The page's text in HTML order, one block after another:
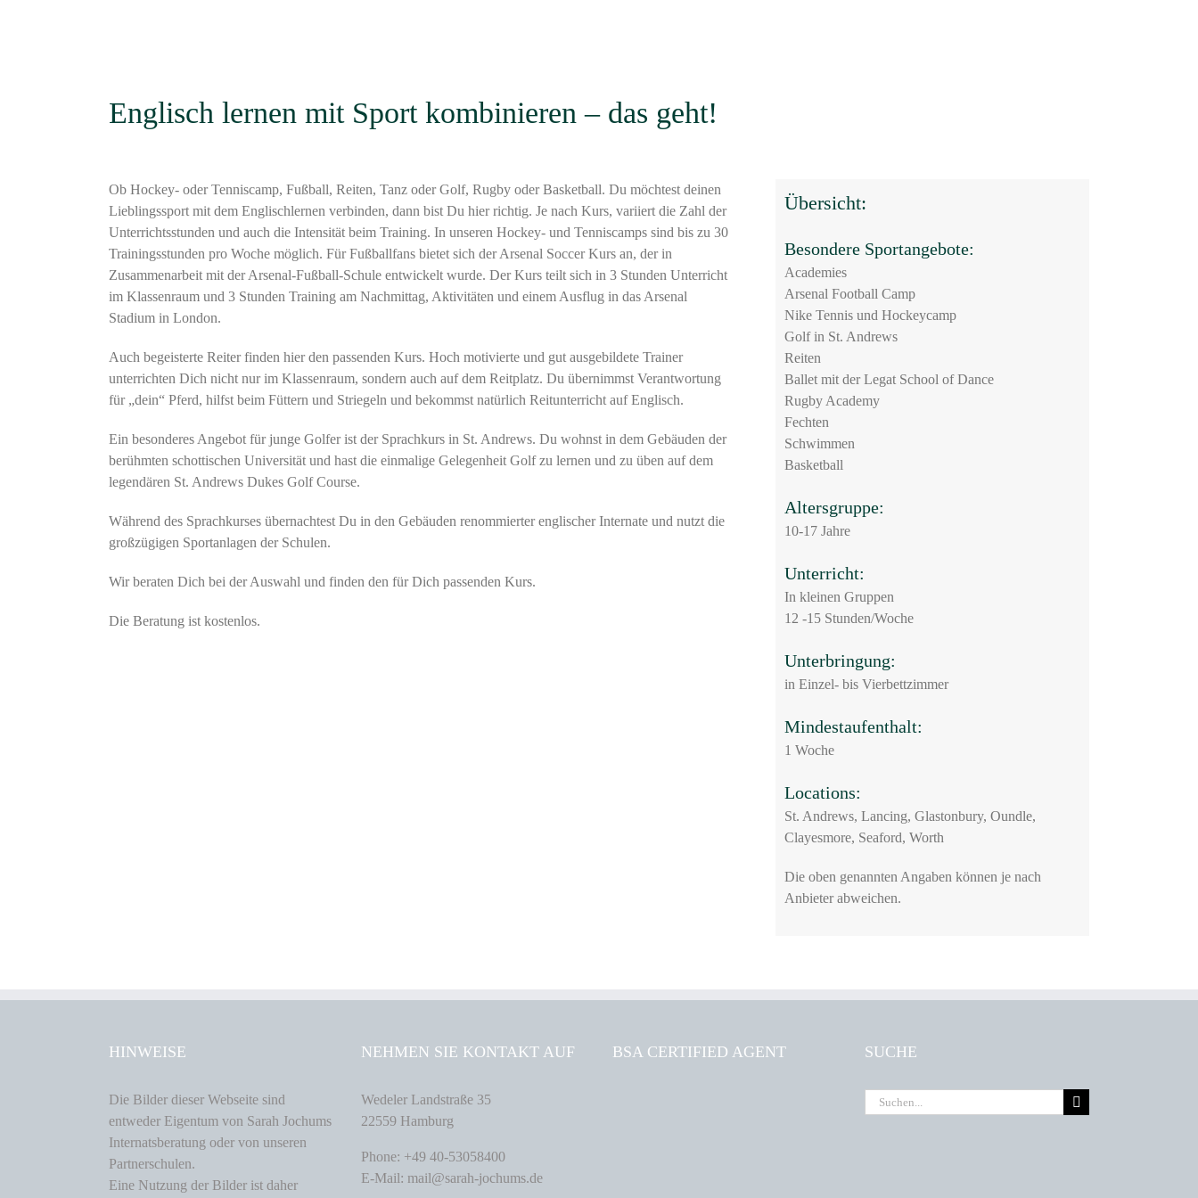
Englisch lernen mit Sport kombinieren – das geht!
Ob Hockey- oder Tenniscamp, Fußball, Reiten, Tanz oder Golf, Rugby oder Basketball. Du möchtest deinen
Lieblingssport mit dem Englischlernen verbinden, dann bist Du hier richtig. Je nach Kurs, variiert die Zahl der
Unterrichtsstunden und auch die Intensität beim Training. In unseren Hockey- und Tenniscamps sind bis zu 30
Trainingsstunden pro Woche möglich. Für Fußballfans bietet sich der Arsenal Soccer Kurs an, der in
Zusammenarbeit mit der Arsenal-Fußball-Schule entwickelt wurde. Der Kurs teilt sich in 3 Stunden Unterricht
im Klassenraum und 3 Stunden Training am Nachmittag, Aktivitäten und einem Ausflug in das Arsenal
Stadium in London.
Auch begeisterte Reiter finden hier den passenden Kurs. Hoch motivierte und gut ausgebildete Trainer
unterrichten Dich nicht nur im Klassenraum, sondern auch auf dem Reitplatz. Du übernimmst Verantwortung
für „dein“ Pferd, hilfst beim Füttern und Striegeln und bekommst natürlich Reitunterricht auf Englisch.
Ein besonderes Angebot für junge Golfer ist der Sprachkurs in St. Andrews. Du wohnst in dem Gebäuden der
berühmten schottischen Universität und hast die einmalige Gelegenheit Golf zu lernen und zu üben auf dem
legendären St. Andrews Dukes Golf Course.
Während des Sprachkurses übernachtest Du in den Gebäuden renommierter englischer Internate und nutzt die
großzügigen Sportanlagen der Schulen.
Wir beraten Dich bei der Auswahl und finden den für Dich passenden Kurs.
Die Beratung ist kostenlos.
Übersicht:
Besondere Sportangebote:
Academies
Arsenal Football Camp
Nike Tennis und Hockeycamp
Golf in St. Andrews
Reiten
Ballet mit der Legat School of Dance
Rugby Academy
Fechten
Schwimmen
Basketball
Altersgruppe:
10-17 Jahre
Unterricht:
In kleinen Gruppen
12 -15 Stunden/Woche
Unterbringung:
in Einzel- bis Vierbettzimmer
Mindestaufenthalt:
1 Woche
Locations:
St. Andrews, Lancing, Glastonbury, Oundle,
Clayesmore, Seaford, Worth
Die oben genannten Angaben können je nach
Anbieter abweichen.
HINWEISE
Die Bilder dieser Webseite sind
entweder Eigentum von Sarah Jochums
Internatsberatung oder von unseren
Partnerschulen.
Eine Nutzung der Bilder ist daher
NEHMEN SIE KONTAKT AUF
Wedeler Landstraße 35
22559 Hamburg
Phone: +49 40-53058400
E-Mail: mail@sarah-jochums.de
BSA CERTIFIED AGENT SUCHE
Suche